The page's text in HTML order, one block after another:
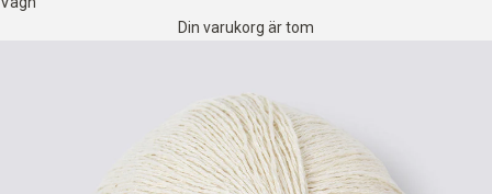
Din varukorg är tom